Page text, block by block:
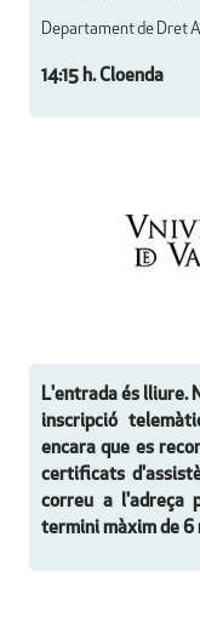
Departament de Dret
14:15 h. Cloenda
L'entrada és lliure.
inscripció
encara que es
certificats
correu a l'adreça
termini màxim de 6